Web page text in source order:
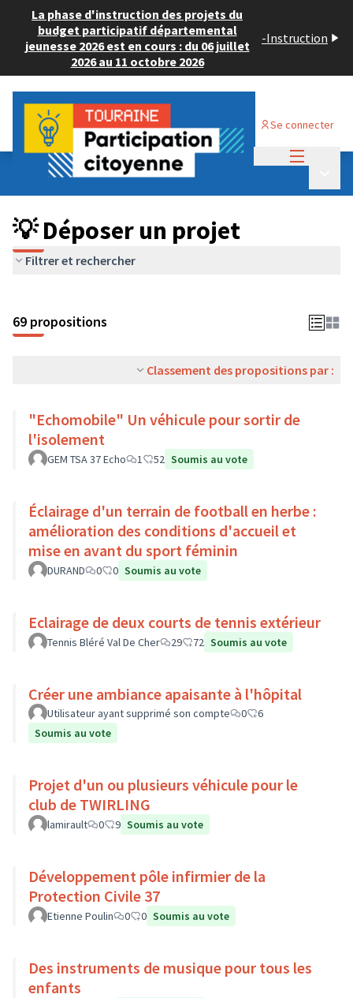
La phase d'instruction des projets du
budget participatif départemental
jeunesse 2026 est en cours : du 06 juillet
2026 au 11 octobre 2026
-Instruction
Se connecter
Budget Participatif ADULTE 2024
💡 Déposer un projet
💡 Déposer un projet
Filtrer et rechercher
69 propositions
Classement des propositions par :
"Echomobile" Un véhicule pour sortir de
l'isolement
GEM TSA 37 Echo 1 52 Soumis au vote
Éclairage d'un terrain de football en herbe :
amélioration des conditions d'accueil et
mise en avant du sport féminin
DURAND 0 0 Soumis au vote
Eclairage de deux courts de tennis extérieur
Tennis Bléré Val De Cher 29 72 Soumis au vote
Créer une ambiance apaisante à l'hôpital
Utilisateur ayant supprimé son compte 0
6
Soumis au vote
Projet d'un ou plusieurs véhicule pour le
club de TWIRLING
lamirault 0 9 Soumis au vote
Développement pôle infirmier de la
Protection Civile 37
Etienne Poulin 0 0 Soumis au vote
Des instruments de musique pour tous les
enfants